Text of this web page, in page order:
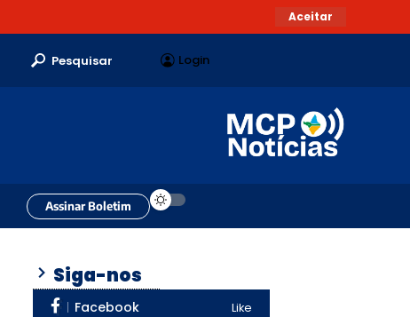
Aceitar
Pesquisar Login
Assinar Boletim
Siga-nos
Facebook Like